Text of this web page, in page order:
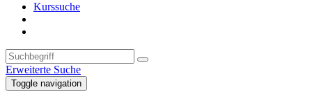
Kurssuche
Erweiterte Suche
Toggle navigation